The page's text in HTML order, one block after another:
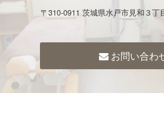
〒310-0911 茨城県水戸市見和３丁
お問い合わ